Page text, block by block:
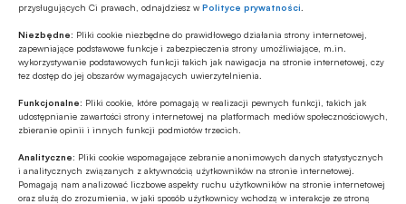
przysługujących Ci prawach, odnajdziesz wPolityce prywatności
Niezbędne: Pliki cookie niezbędne do prawidłowego działania strony internetowej,
zapewniające podstawowe funkcje i zabezpieczenia strony umożliwiające, m.in.
wykorzystywanie podstawowych funkcji takich jak nawigacja na stronie internetowej, czy
tez dostęp do jej obszarów wymagających uwierzytelnienia.
Funkcjonalne: Pliki cookie, które pomagają w realizacji pewnych funkcji, takich jak
udostępnianie zawartości strony internetowej na platformach mediów społecznościowych,
zbieranie opinii i innych funkcji podmiotów trzecich.
Analityczne: Pliki cookie wspomagające zebranie anonimowych danych statystycznych
i analitycznych związanych z aktywnością użytkowników na stronie internetowej.
Pomagają nam analizować liczbowe aspekty ruchu użytkowników na stronie internetowej
oraz służą do zrozumienia, w jaki sposób użytkownicy wchodzą w interakcje ze stroną
Efekt domina w gospodarce – firmy
szykują podwyżki, Polacy tną wydatki
Z RYNKU FINANSOWEGO
Bank of America wydaje ćwierć mld
dolarów na odchudzanie pracowników
Z RYNKU FINANSOWEGO